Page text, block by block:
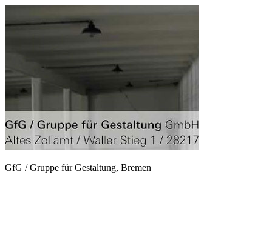
GfG / Gruppe für Gestaltung, Bremen